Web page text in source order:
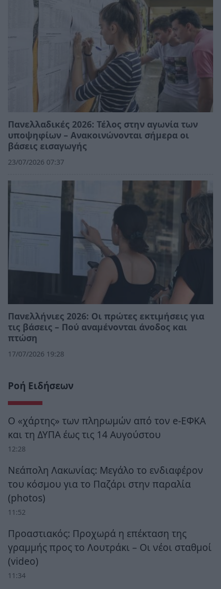
Πανελλαδικές 2026: Τέλος στην αγωνία των
υποψηφίων – Ανακοινώνονται σήμερα οι
βάσεις εισαγωγής
23/07/2026 07:37
Πανελλήνιες 2026: Οι πρώτες εκτιμήσεις για
τις βάσεις – Πού αναμένονται άνοδος και
πτώση
17/07/2026 19:28
Ροή Ειδήσεων
Ο «χάρτης» των πληρωμών από τον e-ΕΦΚΑ
και τη ΔΥΠΑ έως τις 14 Αυγούστου
12:28
Νεάπολη Λακωνίας: Μεγάλο το ενδιαφέρον
του κόσμου για το Παζάρι στην παραλία
(photos)
11:52
Προαστιακός: Προχωρά η επέκταση της
γραμμής προς το Λουτράκι – Οι νέοι σταθμοί
(video)
11:34